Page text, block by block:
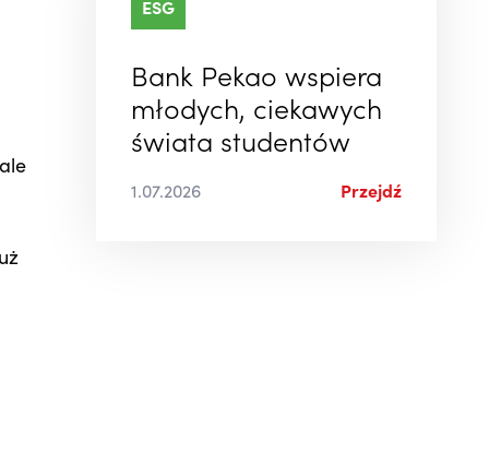
ESG
Bank Pekao wspiera
młodych, ciekawych
świata studentów
1.07.2026 Przejdź